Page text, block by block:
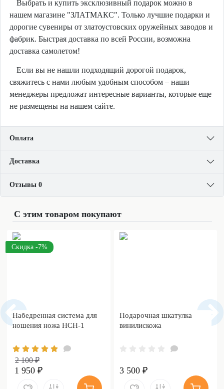
Выбрать и купить эксклюзивный подарок можно в
нашем магазине "ЗЛАТМАКС". Только лучшие подарки и
дорогие сувениры от златоустовских оружейных заводов и
фабрик. Быстрая доставка по всей России, возможна
доставка самолетом!
Если вы не нашли подходящий дорогой подарок,
свяжитесь с нами любым удобным способом – наши
менеджеры предложат интересные варианты, которые еще
не размещены на нашем сайте.
Оплата
Доставка
Отзывы 0
С этим товаром покупают
Скидка -7%
Набедренная система для
ношения ножа НСН-1
2 100 ₽
1 950 ₽
Подарочная шкатулка
винилискожа
3 500 ₽